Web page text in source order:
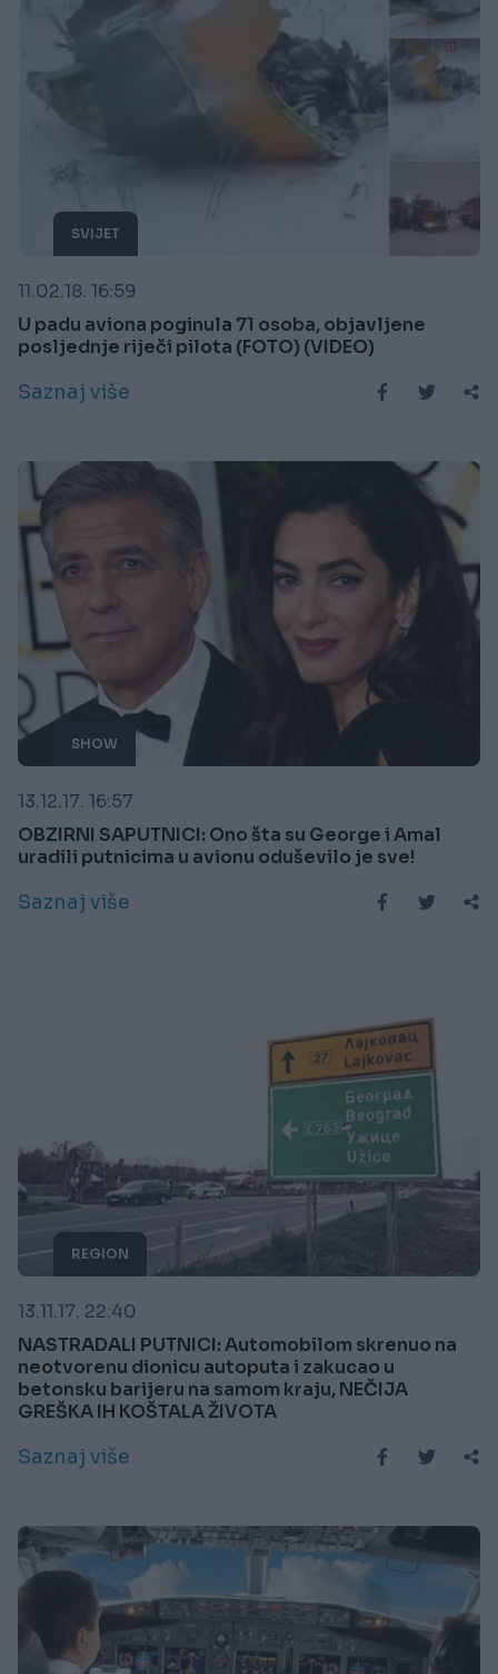
SVIJET
11.02.18. 16:59
U padu aviona poginula 71 osoba, objavljene
posljednje riječi pilota (FOTO) (VIDEO)
Saznaj više
SHOW
13.12.17. 16:57
OBZIRNI SAPUTNICI: Ono šta su George i Amal
uradili putnicima u avionu oduševilo je sve!
Saznaj više
REGION
13.11.17. 22:40
NASTRADALI PUTNICI: Automobilom skrenuo na
neotvorenu dionicu autoputa i zakucao u
betonsku barijeru na samom kraju, NEČIJA
GREŠKA IH KOŠTALA ŽIVOTA
Saznaj više